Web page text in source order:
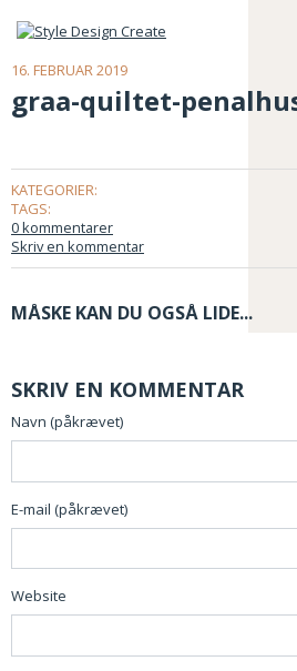
16. FEBRUAR 2019
graa-quiltet-
KATEGORIER:
TAGS:
0 kommentarer
Skriv en kommentar
MÅSKE KAN DU OGSÅ LIDE...
SKRIV EN KOMMENTAR
Navn (påkrævet)
E-mail (påkrævet)
Website